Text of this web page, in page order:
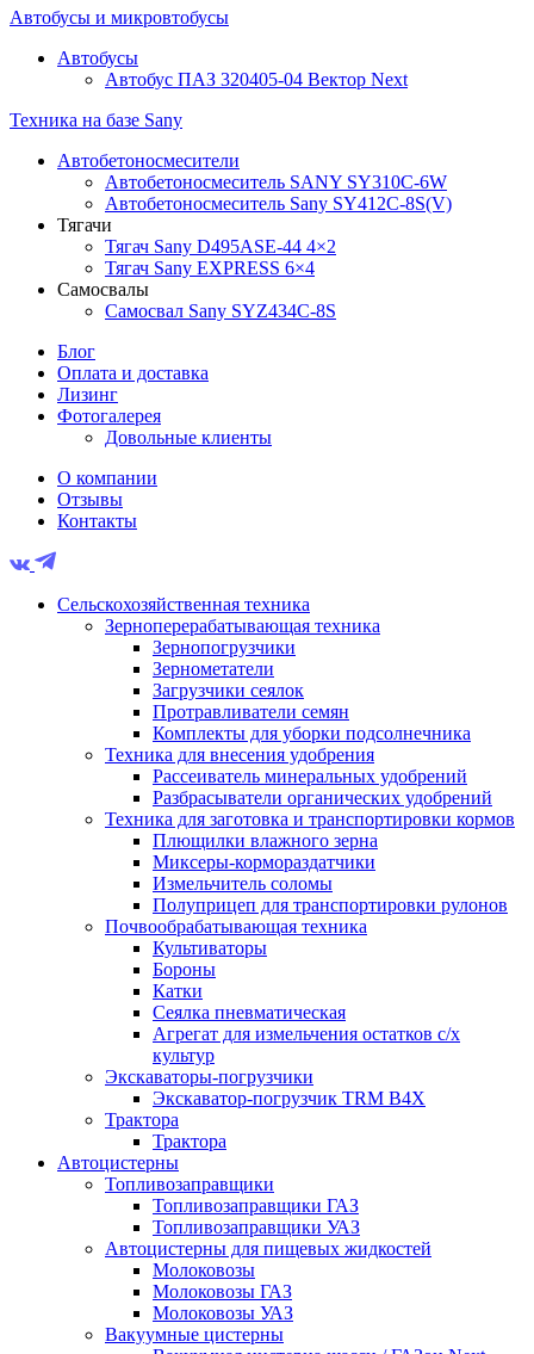
Автобусы и микровтобусы
Автобусы
Автобус ПАЗ 320405-04 Вектор Next
Техника на базе Sany
Автобетоносмесители
Автобетоносмеситель SANY SY310C-6W
Автобетоносмеситель Sany SY412C-8S(V)
Тягачи
Тягач Sany D495ASE-44 4×2
Тягач Sany EXPRESS 6×4
Самосвалы
Самосвал Sany SYZ434C-8S
Блог
Оплата и доставка
Лизинг
Фотогалерея
Довольные клиенты
О компании
Отзывы
Контакты
Сельскохозяйственная техника
Зерноперерабатывающая техника
Зернопогрузчики
Зернометатели
Загрузчики сеялок
Протравливатели семян
Комплекты для уборки подсолнечника
Техника для внесения удобрения
Рассеиватель минеральных удобрений
Разбрасыватели органических удобрений
Техника для заготовка и транспортировки кормов
Плющилки влажного зерна
Миксеры-кормораздатчики
Измельчитель соломы
Полуприцеп для транспортировки рулонов
Почвообрабатывающая техника
Культиваторы
Бороны
Катки
Сеялка пневматическая
Агрегат для измельчения остатков с/х
культур
Экскаваторы-погрузчики
Экскаватор-погрузчик TRM B4X
Трактора
Трактора
Автоцистерны
Топливозаправщики
Топливозаправщики ГАЗ
Топливозаправщики УАЗ
Автоцистерны для пищевых жидкостей
Молоковозы
Молоковозы ГАЗ
Молоковозы УАЗ
Вакуумные цистерны